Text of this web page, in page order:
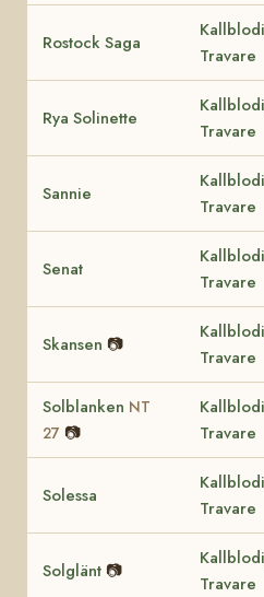
Rostock Saga
Travare
Rya Solinette
Travare
Sannie
Travare
Senat
Travare
Skansen 📷
Travare
Solblanken NT
27 📷
Travare
Solessa
Travare
Solglänt 📷
Travare